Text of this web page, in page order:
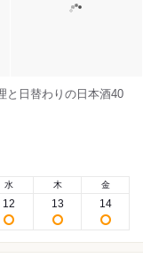
と日替わりの日本酒40
水
12
木
13
金
14